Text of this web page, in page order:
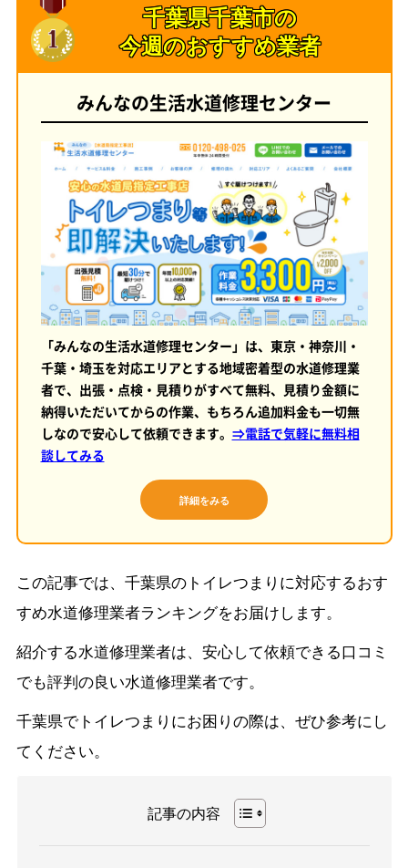
千葉県千葉市の
今週のおすすめ業者
みんなの生活水道修理センター
「みんなの生活水道修理センター」は、東京・神奈川・
千葉・埼玉を対応エリアとする地域密着型の水道修理業
者で、出張・点検・見積りがすべて無料、見積り金額に
納得いただいてからの作業、もちろん追加料金も一切無
しなので安心して依頼できます。 ⇒電話で気軽に無料相
談してみる
詳細をみる
この記事では、千葉県のトイレつまりに対応するおす
すめ水道修理業者ランキングをお届けします。
紹介する水道修理業者は、安心して依頼できる口コミ
でも評判の良い水道修理業者です。
千葉県でトイレつまりにお困りの際は、ぜひ参考にし
てください。
記事の内容